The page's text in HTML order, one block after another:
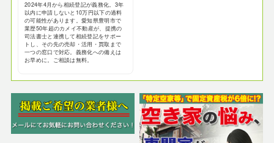
2024年4月から相続登記が義務化。3年
以内に申請しないと10万円以下の過料
の可能性があります。愛知県豊明市で
業歴50年超のカメイ不動産が、提携の
司法書士と連携して相続登記をサポー
トし、その先の売却・活用・買取まで
一つの窓口で対応。義務化への備えは
お早めに。ご相談は無料。